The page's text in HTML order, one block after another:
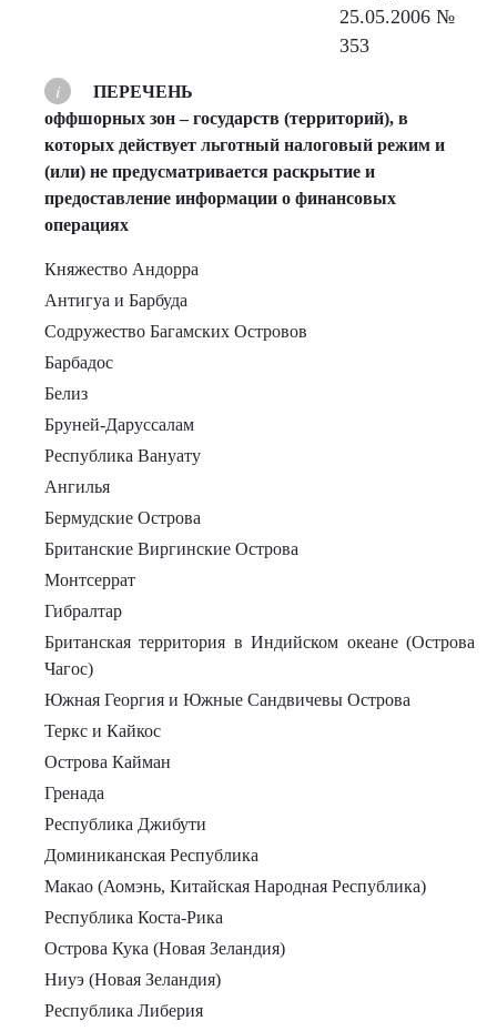
25.05.2006 №
353
ПЕРЕЧЕНЬ
оффшорных зон – государств (территорий), в
которых действует льготный налоговый режим и
(или) не предусматривается раскрытие и
предоставление информации о финансовых
операциях
Княжество Андорра
Антигуа и Барбуда
Содружество Багамских Островов
Барбадос
Белиз
Бруней-Даруссалам
Республика Вануату
Ангилья
Бермудские Острова
Британские Виргинские Острова
Монтсеррат
Гибралтар
Британская территория в Индийском океане (Острова
Чагос)
Южная Георгия и Южные Сандвичевы Острова
Теркс и Кайкос
Острова Кайман
Гренада
Республика Джибути
Доминиканская Республика
Макао (Аомэнь, Китайская Народная Республика)
Республика Коста-Рика
Острова Кука (Новая Зеландия)
Ниуэ (Новая Зеландия)
Республика Либерия